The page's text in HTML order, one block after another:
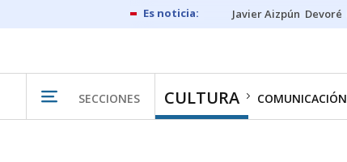
Javier Aizpún Devoré
SECCIONES CULTURA COMUNICACIÓN